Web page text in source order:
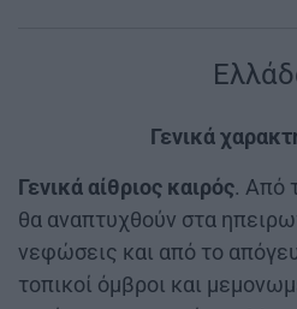
Γενικά
Γενικά αίθριος καιρός. Από
θα αναπτυχθούν στα
νεφώσεις και από το
τοπικοί όμβροι και